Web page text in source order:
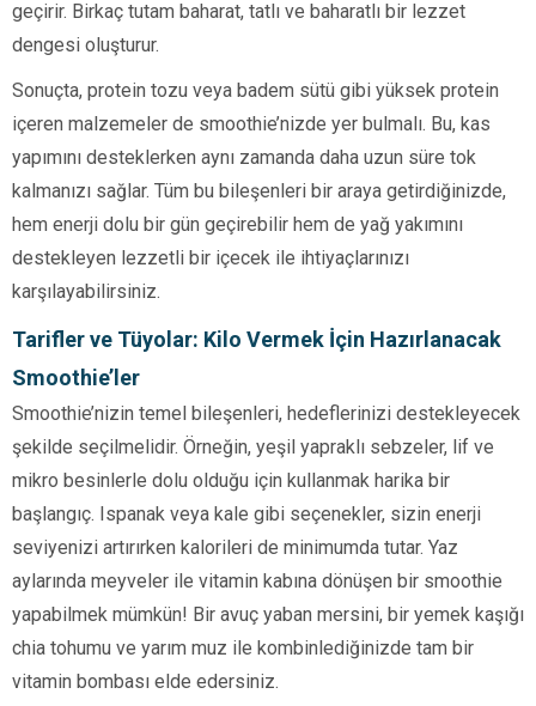
geçirir. Birkaç tutam baharat, tatlı ve baharatlı bir lezzet
dengesi oluşturur.
Sonuçta, protein tozu veya badem sütü gibi yüksek protein
içeren malzemeler de smoothie’nizde yer bulmalı. Bu, kas
yapımını desteklerken aynı zamanda daha uzun süre tok
kalmanızı sağlar. Tüm bu bileşenleri bir araya getirdiğinizde,
hem enerji dolu bir gün geçirebilir hem de yağ yakımını
destekleyen lezzetli bir içecek ile ihtiyaçlarınızı
karşılayabilirsiniz.
Tarifler ve Tüyolar: Kilo Vermek İçin Hazırlanacak
Smoothie’ler
Smoothie’nizin temel bileşenleri, hedeflerinizi destekleyecek
şekilde seçilmelidir. Örneğin, yeşil yapraklı sebzeler, lif ve
mikro besinlerle dolu olduğu için kullanmak harika bir
başlangıç. Ispanak veya kale gibi seçenekler, sizin enerji
seviyenizi artırırken kalorileri de minimumda tutar. Yaz
aylarında meyveler ile vitamin kabına dönüşen bir smoothie
yapabilmek mümkün! Bir avuç yaban mersini, bir yemek kaşığı
chia tohumu ve yarım muz ile kombinlediğinizde tam bir
vitamin bombası elde edersiniz.